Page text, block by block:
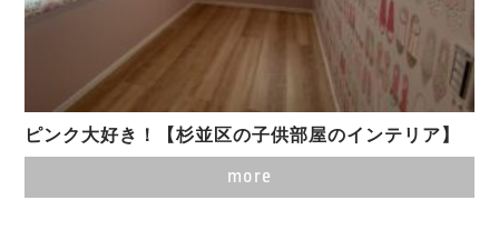
ピンク大好き！【杉並区の子供部屋のインテリア】
more